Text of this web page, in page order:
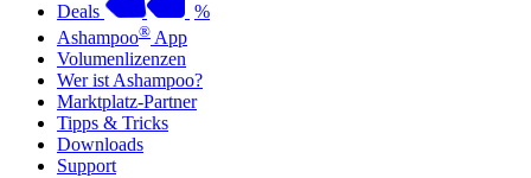
Deals
%
Ashampoo® App
Volumenlizenzen
Wer ist Ashampoo?
Marktplatz-Partner
Tipps & Tricks
Downloads
Support